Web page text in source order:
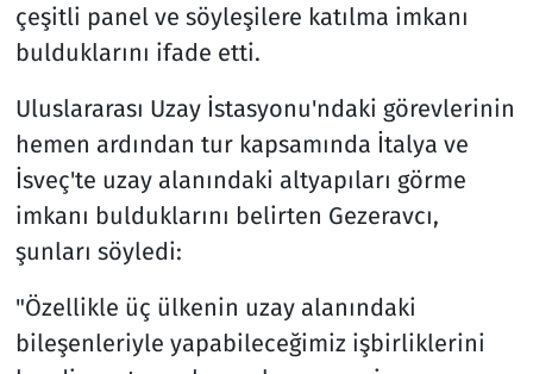
çeşitli panel ve söyleşilere katılma imkanı
bulduklarını ifade etti.
Uluslararası Uzay İstasyonu'ndaki görevlerinin
hemen ardından tur kapsamında İtalya ve
İsveç'te uzay alanındaki altyapıları görme
imkanı bulduklarını belirten Gezeravcı,
şunları söyledi:
"Özellikle üç ülkenin uzay alanındaki
bileşenleriyle yapabileceğimiz işbirliklerini